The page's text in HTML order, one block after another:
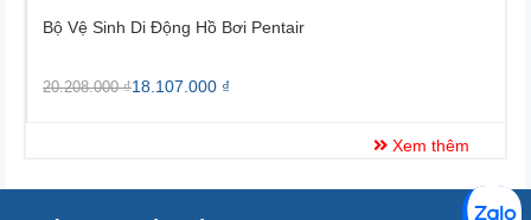
Bộ Vệ Sinh Di Động Hồ Bơi Pentair
20.208.000 ₫18.107.000 ₫
Xem thêm